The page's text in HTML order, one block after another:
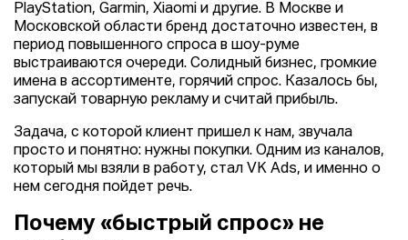
PlayStation, Garmin, Xiaomi и другие. В Москве и
Московской области бренд достаточно известен, в
период повышенного спроса в шоу-руме
выстраиваются очереди. Солидный бизнес, громкие
имена в ассортименте, горячий спрос. Казалось бы,
запускай товарную рекламу и считай прибыль.
Задача, с которой клиент пришел к нам, звучала
просто и понятно: нужны покупки. Одним из каналов,
который мы взяли в работу, стал VK Ads, и именно о
нем сегодня пойдет речь.
Почему «быстрый спрос» не